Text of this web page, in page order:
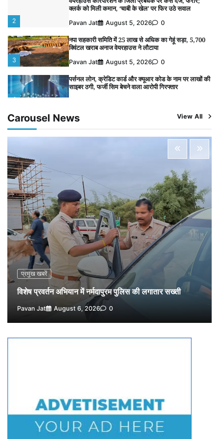
2
क्लर्क को मिली कमान, ‘चाबी के खेल’ पर फिर उठे सवाल
Pavan Jat August 5, 2026 0
3
नपा सहकारी समिति में 25 लाख से अधिक का गेहूं सड़ा, 5,700
क्विंटल खराब अनाज वेयरहाउस ने लौटाया
Pavan Jat August 5, 2026 0
4
पर्सनल लोन, क्रेडिट कार्ड और क्यूआर कोड के नाम पर लाखों की
साइबर ठगी, फर्जी सिम बेचने वाला आरोपी गिरफ्तार
5
विशेष प्रवर्तन अभियान में नर्मदापुरम पुलिस की सख्त कार्रवाई
1
विशेष प्रवर्तन अभियान में नर्मदापुरम पुलिस की लगातार सख्ती
2
वेयरहाउस कॉरपोरेशन के जिला प्रबंधक पर केस दर्ज, फरार;
क्लर्क को मिली कमान, ‘चाबी के खेल’ पर फिर उठे सवाल
Pavan Jat August 5, 2026 0
3
नपा सहकारी समिति में 25 लाख से अधिक का गेहूं सड़ा, 5,700
क्विंटल खराब अनाज वेयरहाउस ने लौटाया
Pavan Jat August 5, 2026 0
4
पर्सनल लोन, क्रेडिट कार्ड और क्यूआर कोड के नाम पर लाखों की
साइबर ठगी, फर्जी सिम बेचने वाला आरोपी गिरफ्तार
Pavan Jat August 5, 2026
विशेष प्रवर्तन अभियान में नर्मदापुरम पुलिस की सख्त कार्रवाई
Pavan Jat August 5, 2026
Carousel News View All
प्रमुख खबरें
विशेष प्रवर्तन अभियान में नर्मदापुरम पुलिस की लगातार सख्ती
Pavan Jat August 6, 2026 0